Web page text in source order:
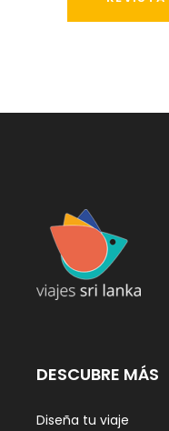
DESCUBRE MÁS
Diseña tu viaje